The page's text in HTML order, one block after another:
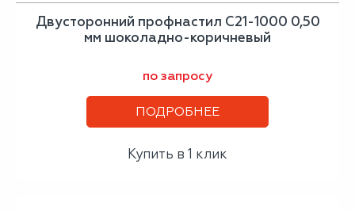
Двусторонний профнастил С21-1000 0,50
мм шоколадно-коричневый
по запросу
ПОДРОБНЕЕ
Купить в 1 клик